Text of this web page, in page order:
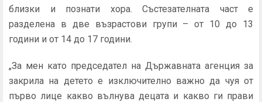
близки и познати хора. Състезателната част е
разделена в две възрастови групи – от 10 до 13
години и от 14 до 17 години.
„За мен като председател на Държавната агенция за
закрила на детето е изключително важно да чуя от
първо лице какво вълнува децата и какво ги прави